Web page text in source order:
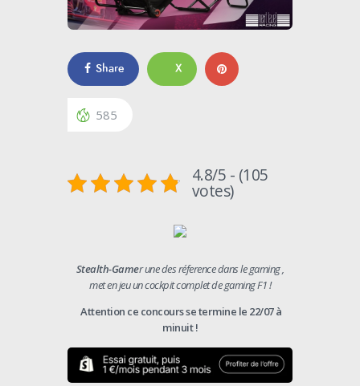
Share X
585
4.8/5 - (105
votes)
Stealth-Gamer une des réference dans le gaming ,
met en jeu un cockpit complet de gaming F1 !
Attention ce concours se termine le 22/07 à
minuit !